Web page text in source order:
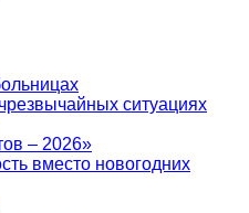
ситуациях
– 2026»
вместо новогодних